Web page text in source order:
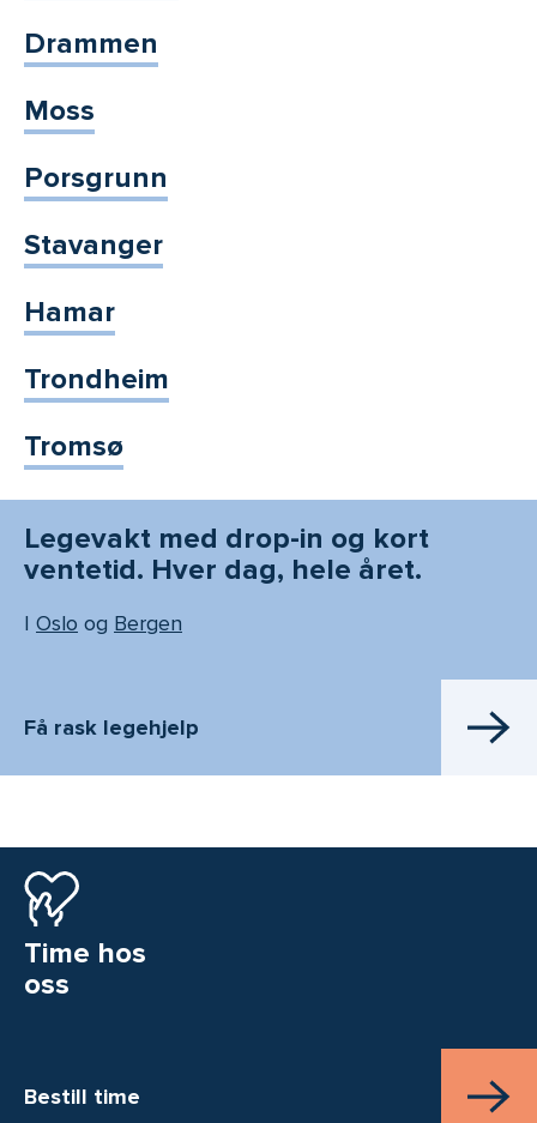
Drammen
Moss
Porsgrunn
Stavanger
Hamar
Trondheim
Tromsø
Legevakt med drop-in og kort
ventetid. Hver dag, hele året.
I Oslo og Bergen
Få rask legehjelp
Time hos
oss
Bestill time